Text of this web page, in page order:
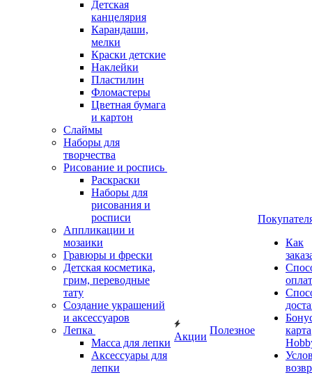
Детская
канцелярия
Карандаши,
мелки
Краски детские
Наклейки
Пластилин
Фломастеры
Цветная бумага
и картон
Слаймы
Наборы для
творчества
Рисование и роспись
Раскраски
Наборы для
рисования и
росписи
Аппликации и
мозаики
Гравюры и фрески
Детская косметика,
грим, переводные
тату
Создание украшений
и аксессуаров
Лепка
Масса для лепки
Аксессуары для
лепки
Акции
Полезное
Как
карта